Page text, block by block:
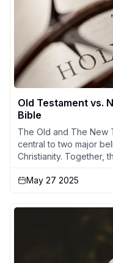
Old Testament vs.
Bible
The Old and The New
central to two major
Christianity. Together,
May 27 2025